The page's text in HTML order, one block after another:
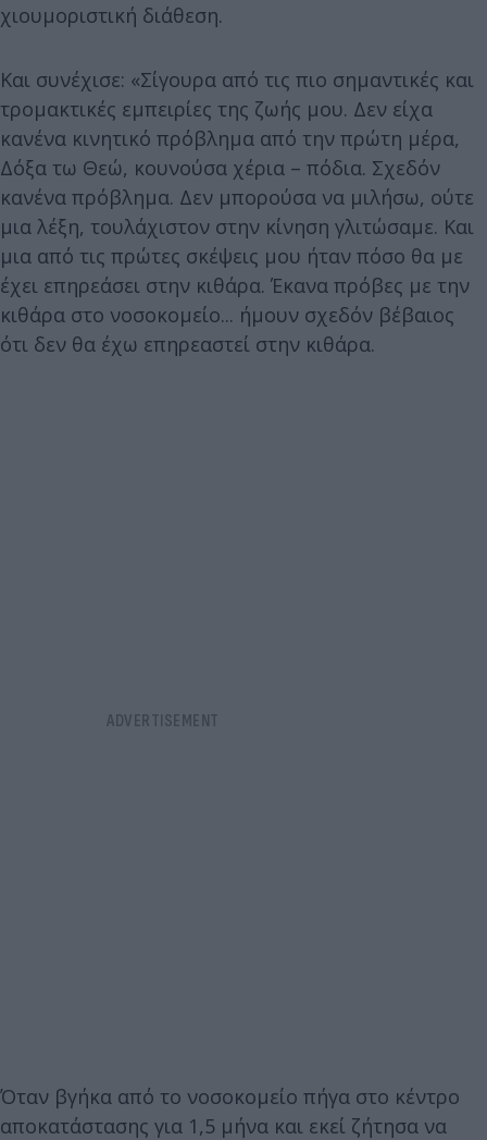
χιουμοριστική διάθεση.
Και συνέχισε: «Σίγουρα από τις πιο σημαντικές και
τρομακτικές εμπειρίες της ζωής μου. Δεν είχα
κανένα κινητικό πρόβλημα από την πρώτη μέρα,
Δόξα τω Θεώ, κουνούσα χέρια – πόδια. Σχεδόν
κανένα πρόβλημα. Δεν μπορούσα να μιλήσω, ούτε
μια λέξη, τουλάχιστον στην κίνηση γλιτώσαμε. Και
μια από τις πρώτες σκέψεις μου ήταν πόσο θα με
έχει επηρεάσει στην κιθάρα. Έκανα πρόβες με την
κιθάρα στο νοσοκομείο... ήμουν σχεδόν βέβαιος
ότι δεν θα έχω επηρεαστεί στην κιθάρα.
Όταν βγήκα από το νοσοκομείο πήγα στο κέντρο
αποκατάστασης για 1,5 μήνα και εκεί ζήτησα να